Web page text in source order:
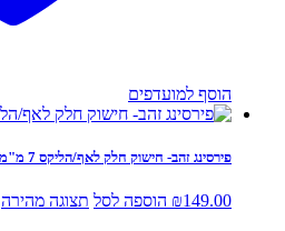
הוסף למועדפים
פירסינג זהב- חישוק חלק לאף/הליקס 7 מ"מ
₪149.00 הוספה לסל תצוגה מהירה